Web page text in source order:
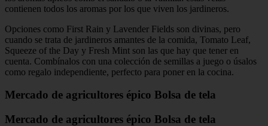
contienen todos los aromas por los que viven los jardineros.
Opciones como First Rain y Lavender Fields son divinas, pero
cuando se trata de jardineros amantes de la comida, Tomato Leaf,
Squeeze of the Day y Fresh Mint son las que hay que tener en
cuenta. Combínalos con una colección de semillas a juego o úsalos
como regalo independiente, perfecto para poner en la cocina.
Mercado de agricultores épico Bolsa de tela
Mercado de agricultores épico Bolsa de tela